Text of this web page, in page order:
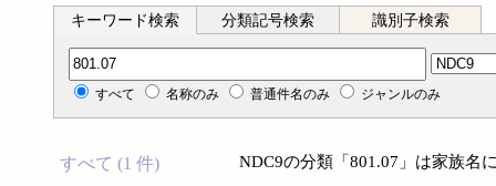
キーワード検索 分類記号検索 識別子検索
分類記号検索
すべて 名称のみ 普通件名のみ ジャンルのみ
すべて (1 件)
NDC9の分類「801.07」は家族名